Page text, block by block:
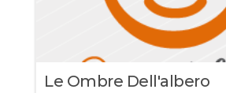
Le Ombre Dell'albero